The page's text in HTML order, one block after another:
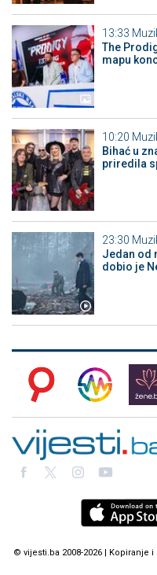
13:33
The
mapu
10:20
Bihać u
priredila
23:30
Jedan od
dobio je
© vijesti.ba 2008-2026 | Kopiranje